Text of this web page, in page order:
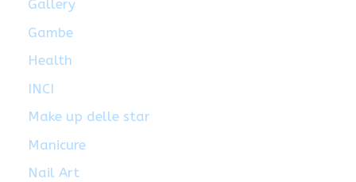
Gallery
Gambe
Health
INCI
Make up delle star
Manicure
Nail Art